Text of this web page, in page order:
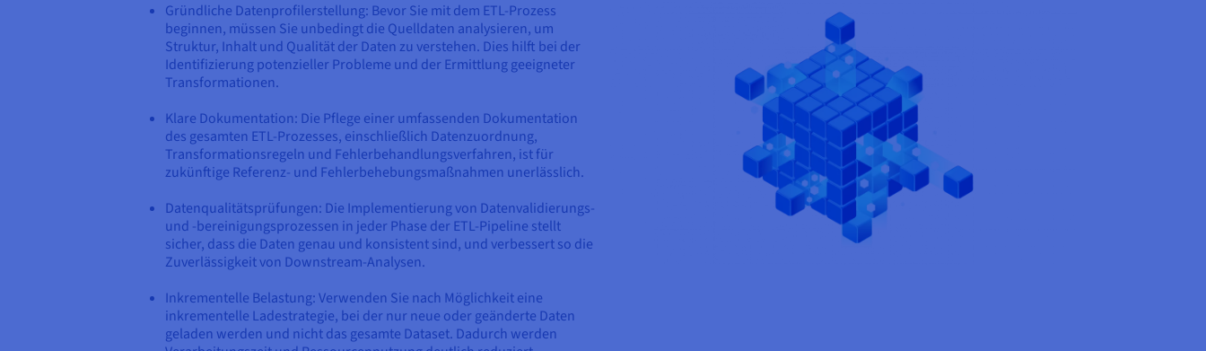
Gründliche Datenprofilerstellung: Bevor Sie mit dem ETL-Prozess
beginnen, müssen Sie unbedingt die Quelldaten analysieren, um
Struktur, Inhalt und Qualität der Daten zu verstehen. Dies hilft bei der
Identifizierung potenzieller Probleme und der Ermittlung geeigneter
Transformationen.
Klare Dokumentation: Die Pflege einer umfassenden Dokumentation
des gesamten ETL-Prozesses, einschließlich Datenzuordnung,
Transformationsregeln und Fehlerbehandlungsverfahren, ist für
zukünftige Referenz- und Fehlerbehebungsmaßnahmen unerlässlich.
Datenqualitätsprüfungen: Die Implementierung von Datenvalidierungs-
und -bereinigungsprozessen in jeder Phase der ETL-Pipeline stellt
sicher, dass die Daten genau und konsistent sind, und verbessert so die
Zuverlässigkeit von Downstream-Analysen.
Inkrementelle Belastung: Verwenden Sie nach Möglichkeit eine
inkrementelle Ladestrategie, bei der nur neue oder geänderte Daten
geladen werden und nicht das gesamte Dataset. Dadurch werden